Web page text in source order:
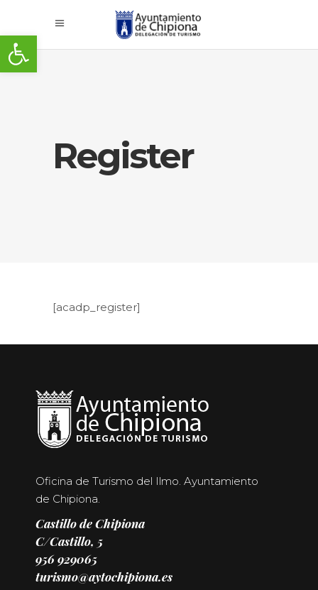
Abrir barra de herramientas
Register
[acadp_register]
Oficina de Turismo del Ilmo. Ayuntamiento
de Chipiona.
Castillo de Chipiona
C/Castillo, 5
956 929065
turismo@aytochipiona.es